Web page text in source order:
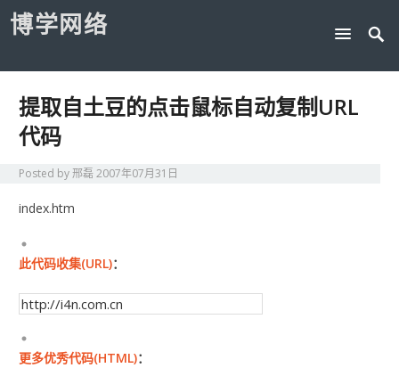
博学网络
提取自土豆的点击鼠标自动复制URL
代码
Posted by邢磊2007年07月31日
index.htm
此代码收集(URL)：
更多优秀代码(HTML)：